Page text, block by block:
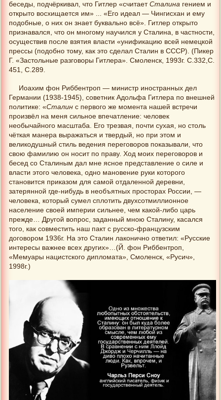
беседы, подчёркивал, что Гитлер «считает Сталина гением и
открыто восхищается им» ... «Его идеал — Чингисхан и ему
подобные, о них он знает буквально всё». Гитлер открыто
признавался, что он многому научился у Сталина, в частности,
осуществив после взятия власти «унификацию всей немецкой
прессы (подобно тому, как это сделал Сталин в СССР). (Пикер
Г. «Застольные разговоры Гитлера». Смоленск, 1993г. С.332,С.
451, С.289.
Иоахим фон Риббентроп — министр иностранных дел
Германии (1938-1945), советник Адольфа Гитлера по внешней
политике: «Сталин с первого же момента нашей встречи
произвёл на меня сильное впечатление: человек
необычайного масштаба. Его трезвая, почти сухая, но столь
чёткая манера выражаться и твердый, но при этом и
великодушный стиль ведения переговоров показывали, что
свою фамилию он носит по праву. Ход моих переговоров и
бесед со Сталиным дал мне ясное представление о силе и
власти этого человека, одно мановение руки которого
становится приказом для самой отдаленной деревни,
затерянной где-нибудь в необъятных просторах России, —
человека, который сумел сплотить двухсотмиллионное
население своей империи сильнее, чем какой-либо царь
прежде… Другой вопрос, заданный мною Сталину, касался
того, как совместить наш пакт с русско-французским
договором 1936г. На это Сталин лаконично ответил: «Русские
интересы важнее всех других»…(Й. фон Риббентроп,
«Мемуары нацистского дипломата», Смоленск, «Русич»,
1998г.)